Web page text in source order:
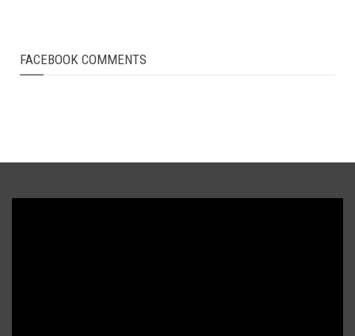
FACEBOOK COMMENTS